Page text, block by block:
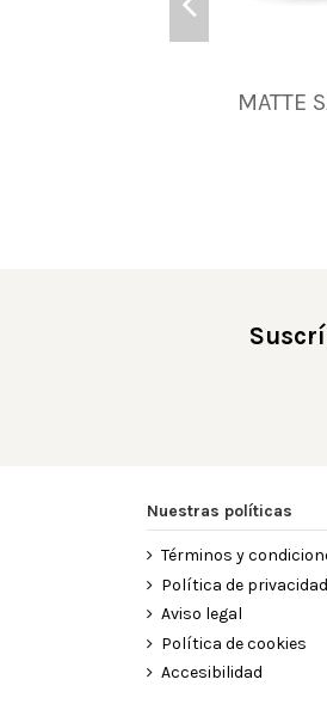
MATTE
Nuestras políticas
Términos y
Política de privacidad
Aviso legal
Política de cookies
Accesibilidad